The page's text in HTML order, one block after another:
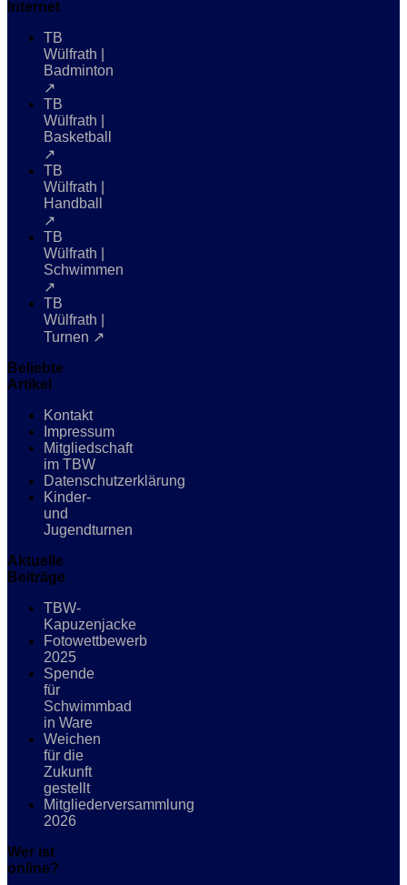
Internet
TB
Wülfrath |
Badminton
↗
TB
Wülfrath |
Basketball
↗
TB
Wülfrath |
Handball
↗
TB
Wülfrath |
Schwimmen
↗
TB
Wülfrath |
Turnen ↗
Beliebte
Artikel
Kontakt
Impressum
Mitgliedschaft
im TBW
Datenschutzerklärung
Kinder-
und
Jugendturnen
Aktuelle
Beiträge
TBW-
Kapuzenjacke
Fotowettbewerb
2025
Spende
für
Schwimmbad
in Ware
Weichen
für die
Zukunft
gestellt
Mitgliederversammlung
2026
Wer ist
online?